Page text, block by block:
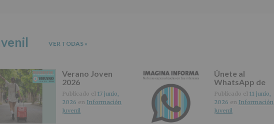
VER TODAS »
Verano Joven
2026
Publicado el17 junio,
2026 en Información
Juvenil
Únete al
WhatsApp de
IMAGINA
Publicado el 11 junio,
2026 en Información
Juvenil